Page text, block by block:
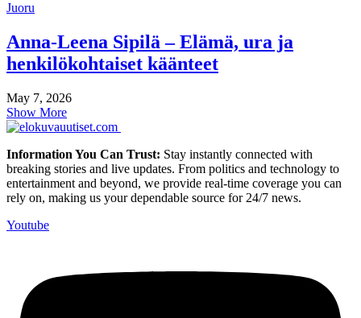
Juoru
Anna-Leena Sipilä – Elämä, ura ja
henkilökohtaiset käänteet
May 7, 2026
Show More
Information You Can Trust: Stay instantly connected with
breaking stories and live updates. From politics and technology to
entertainment and beyond, we provide real-time coverage you can
rely on, making us your dependable source for 24/7 news.
Youtube